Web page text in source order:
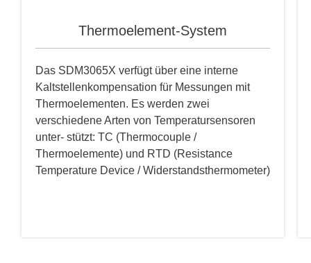
Thermoelement-System
Das SDM3065X verfügt über eine interne
Kaltstellenkompensation für Messungen mit
Thermoelementen. Es werden zwei
verschiedene Arten von Temperatursensoren
unter- stützt: TC (Thermocouple /
Thermoelemente) und RTD (Resistance
Temperature Device / Widerstandsthermometer)